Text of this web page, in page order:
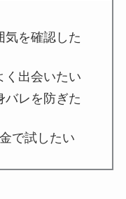
気を確認した
く出会いたい
バレを防ぎた
で試したい